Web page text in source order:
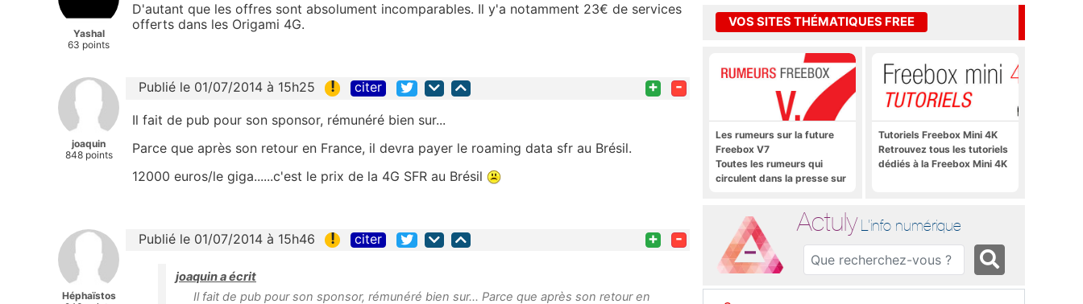
Yashal
63 points
D'autant que les offres sont absolument incomparables. Il y'a notamment 23€ de services
offerts dans les Origami 4G.
joaquin
848 points
Publié le 01/07/2014 à 15h25 ! citer + -
Il fait de pub pour son sponsor, rémunéré bien sur...
Parce que après son retour en France, il devra payer le roaming data sfr au Brésil.
12000 euros/le giga......c'est le prix de la 4G SFR au Brésil
Héphaïstos
Publié le 01/07/2014 à 15h46 ! citer + -
joaquin a écrit
Il fait de pub pour son sponsor, rémunéré bien sur... Parce que après son retour en
VOS SITES THÉMATIQUES FREE
Les rumeurs sur la future
Freebox V7
Toutes les rumeurs qui
circulent dans la presse sur
Tutoriels Freebox Mini 4K
Retrouvez tous les tutoriels
dédiés à la Freebox Mini 4K
Actuly L'info numérique